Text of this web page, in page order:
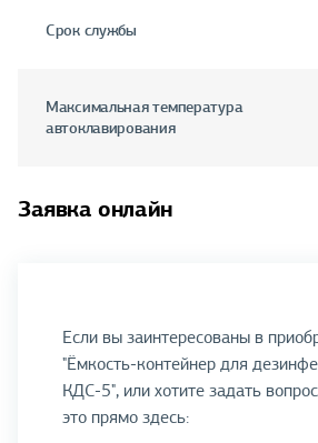
Срок службы
Максимальная температура
автоклавирования
Заявка онлайн
Если вы заинтересованы в
"Ёмкость-контейнер для
КДС-5", или хотите задать
это прямо здесь: